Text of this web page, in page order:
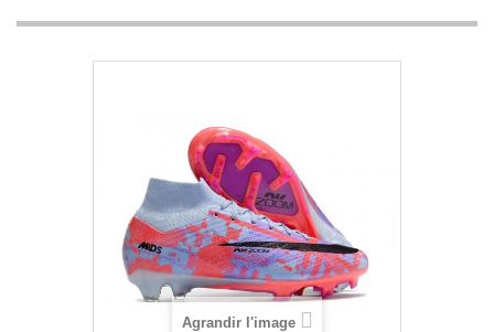
Agrandir l'image